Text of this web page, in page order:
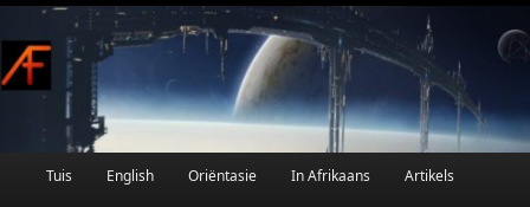
Skip
to
primary
content
Afrikaanse Wetenskapfiksie en Fantasie
Main
Tuis English Oriëntasie In Afrikaans Artikels